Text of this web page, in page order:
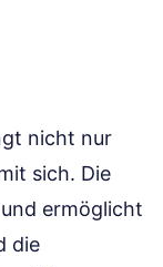
nicht nur
sich. Die
ermöglicht
die